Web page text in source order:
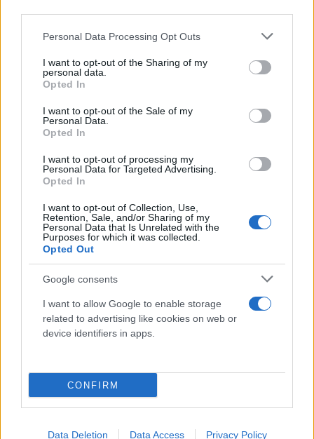
Please note that this website/app uses one or more Google
not limited to your visit or usage behaviour. You may click to
grant or deny consent to Google and its third-party tags to
use your data for below specified purposes in below Google
consent section.
Personal Data Processing Opt Outs
I want to opt-out of the Sharing of my
personal data.
Opted In
I want to opt-out of the Sale of my
Personal Data.
Opted In
I want to opt-out of processing my
Personal Data for Targeted Advertising.
Opted In
I want to opt-out of Collection, Use,
Retention, Sale, and/or Sharing of my
Personal Data that Is Unrelated with the
Purposes for which it was collected.
Opted Out
Google consents
I want to allow Google to enable storage
related to advertising like cookies on web or
device identifiers in apps.
CONFIRM
Data Deletion Data Access Privacy Policy
Στο ερώτημα για την ταύτιση με τις απόψεις των
πολιτικών αρχηγών, οι πολίτες απάντησαν κατά
40,5% ότι ταυτίζονται με τον Κυριάκο Μητσοτάκη
και κατά 16,3% ότι ταυτίζονται με τον Αλέξη
άλλοι αρχηγοί.
επιθυμούν να προκύψει από τις εκλογές της